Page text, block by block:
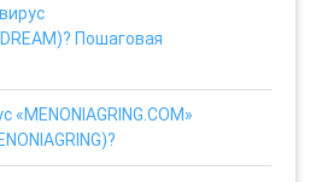
Пошаговая